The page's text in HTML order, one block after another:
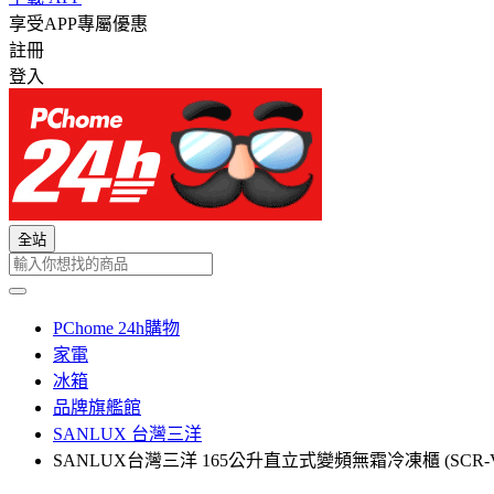
享受APP專屬優惠
註冊
登入
全站
PChome 24h購物
家電
冰箱
品牌旗艦館
SANLUX 台灣三洋
SANLUX台灣三洋 165公升直立式變頻無霜冷凍櫃 (SCR-